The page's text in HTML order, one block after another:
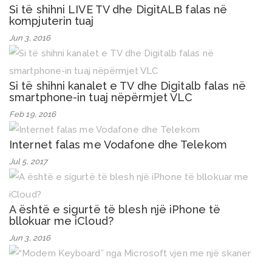
Si të shihni LIVE TV dhe DigitALB falas në
kompjuterin tuaj
Jun 3, 2016
Si të shihni kanalet e TV dhe Digitalb falas në
smartphone-in tuaj nëpërmjet VLC
Feb 19, 2016
Internet falas me Vodafone dhe Telekom
Jul 5, 2017
A është e sigurtë të blesh një iPhone të
bllokuar me iCloud?
Jun 3, 2016